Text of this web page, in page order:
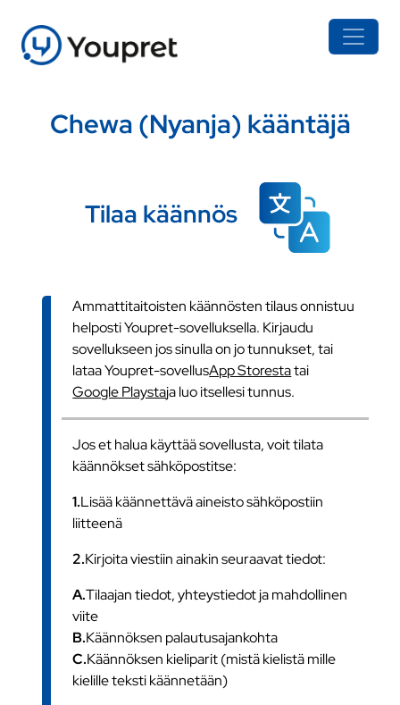
Chewa (Nyanja) kääntäjä
Tilaa käännös
Ammattitaitoisten käännösten tilaus onnistuu
helposti Youpret-sovelluksella. Kirjaudu
sovellukseen jos sinulla on jo tunnukset, tai
lataa Youpret-sovellusApp Storestatai
Google Playstaja luo itsellesi tunnus.
Jos et halua käyttää sovellusta, voit tilata
käännökset sähköpostitse:
1.Lisää käännettävä aineisto sähköpostiin
liitteenä
2.Kirjoita viestiin ainakin seuraavat tiedot:
A.Tilaajan tiedot, yhteystiedot ja mahdollinen
viite
B.Käännöksen palautusajankohta
C.Käännöksen kieliparit (mistä kielistä mille
kielille teksti käännetään)